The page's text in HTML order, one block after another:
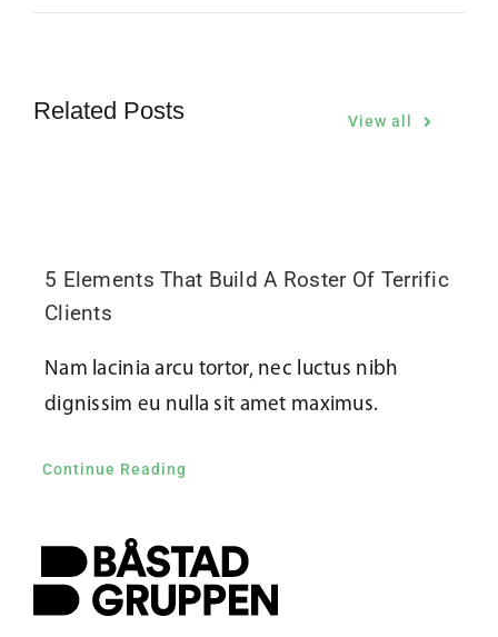
Related Posts View all
5 Elements That Build A Roster Of Terrific
Clients
Nam lacinia arcu tortor, nec luctus nibh
dignissim eu nulla sit amet maximus.
Continue Reading